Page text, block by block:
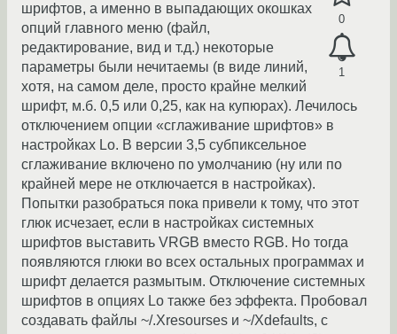
0
1
шрифтов, а именно в выпадающих окошках
опций главного меню (файл,
редактирование, вид и т.д.) некоторые
параметры были нечитаемы (в виде линий,
хотя, на самом деле, просто крайне мелкий
шрифт, м.б. 0,5 или 0,25, как на купюрах). Лечилось
отключением опции «сглаживание шрифтов» в
настройках Lo. В версии 3,5 субпиксельное
сглаживание включено по умолчанию (ну или по
крайней мере не отключается в настройках).
Попытки разобраться пока привели к тому, что этот
глюк исчезает, если в настройках системных
шрифтов выставить VRGB вместо RGB. Но тогда
появляются глюки во всех остальных программах и
шрифт делается размытым. Отключение системных
шрифтов в опциях Lo также без эффекта. Пробовал
создавать файлы ~/.Xresourses и ~/Xdefaults, с